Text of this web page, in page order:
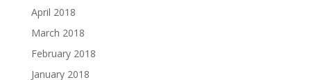
April 2018
March 2018
February 2018
January 2018